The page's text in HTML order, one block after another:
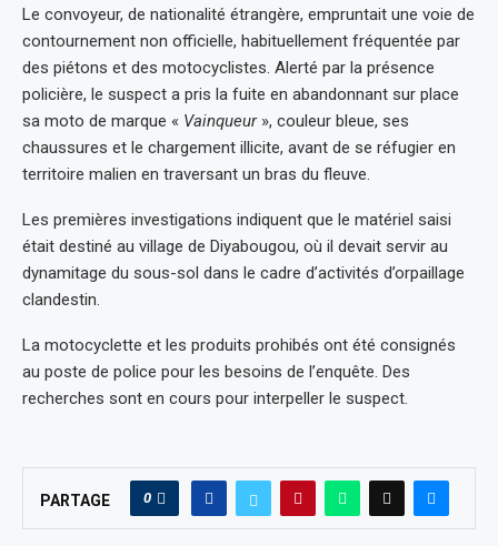
Le convoyeur, de nationalité étrangère, empruntait une voie de
contournement non officielle, habituellement fréquentée par
des piétons et des motocyclistes. Alerté par la présence
policière, le suspect a pris la fuite en abandonnant sur place
sa moto de marque « Vainqueur», couleur bleue, ses
chaussures et le chargement illicite, avant de se réfugier en
territoire malien en traversant un bras du fleuve.
Les premières investigations indiquent que le matériel saisi
était destiné au village de Diyabougou, où il devait servir au
dynamitage du sous-sol dans le cadre d’activités d’orpaillage
clandestin.
La motocyclette et les produits prohibés ont été consignés
au poste de police pour les besoins de l’enquête. Des
recherches sont en cours pour interpeller le suspect.
PARTAGE 0